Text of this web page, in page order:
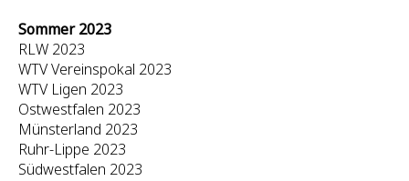
Sommer 2023
RLW 2023
WTV Vereinspokal 2023
WTV Ligen 2023
Ostwestfalen 2023
Münsterland 2023
Ruhr-Lippe 2023
Südwestfalen 2023